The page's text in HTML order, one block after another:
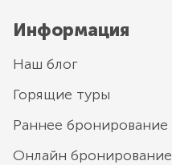
Информация
Наш блог
Горящие туры
Раннее бронирование
Онлайн бронирование